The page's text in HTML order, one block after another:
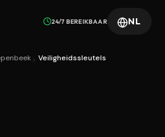
24/7 BEREIKBAAR NL
Veiligheidssleutels